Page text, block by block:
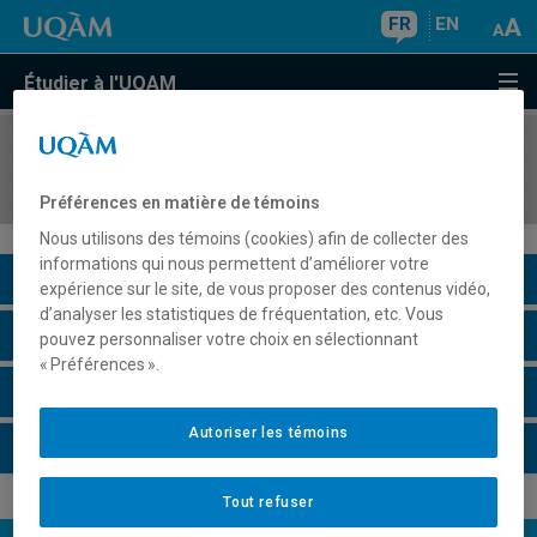
FR EN
Étudier à l'UQAM
COURS//
Description du cours
Horaire - Été 2026
Préférences en matière de témoins
Nous utilisons des témoins (cookies) afin de collecter des
informations qui nous permettent d’améliorer votre
expérience sur le site, de vous proposer des contenus vidéo,
d’analyser les statistiques de fréquentation, etc. Vous
pouvez personnaliser votre choix en sélectionnant
« Préférences ».
Tout refuser
Autoriser les témoins